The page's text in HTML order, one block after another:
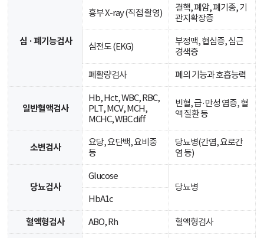
심 · 폐기능검사
흉부 X-ray (직접 촬영)
결핵, 폐암, 폐기종, 기
관지확장증
심전도 (EKG)
부정맥, 협심증, 심근
경색증
폐활량검사 폐의 기능과 호흡능력
일반혈액검사
Hb, Hct, WBC, RBC,
PLT, MCV, MCH,
MCHC, WBC diff
빈혈, 급·만성 염증, 혈
액 질환 등
소변검사
요당, 요단백, 요비중
등
당뇨병(간염, 요로간
염 등)
당뇨검사
Glucose
당뇨병
HbA1c
혈액형검사 ABO, Rh 혈액형검사